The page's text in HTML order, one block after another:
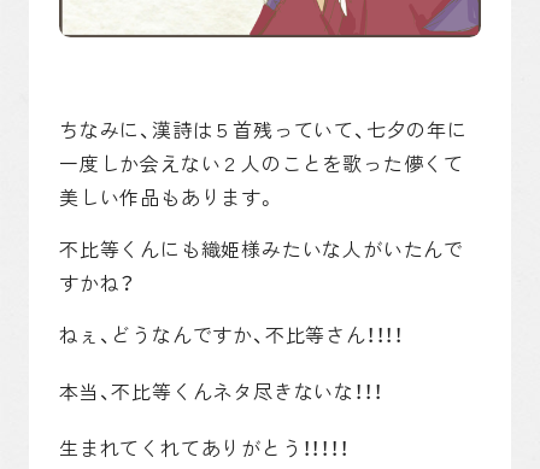
ちなみに、漢詩は５首残っていて、七夕の年に
一度しか会えない２人のことを歌った儚くて
美しい作品もあります。
不比等くんにも織姫様みたいな人がいたんで
すかね？
ねぇ、どうなんですか、不比等さん！！！！
本当、不比等くんネタ尽きないな！！！
生まれてくれてありがとう！！！！！